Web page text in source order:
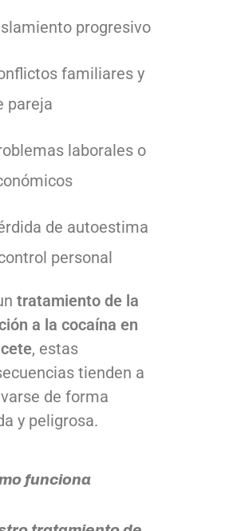
progresivo
familiares y
pareja
laborales o
de autoestima
personal
tratamiento de la
a la cocaína en
, estas
tienden a
de forma
y peligrosa.
funciona